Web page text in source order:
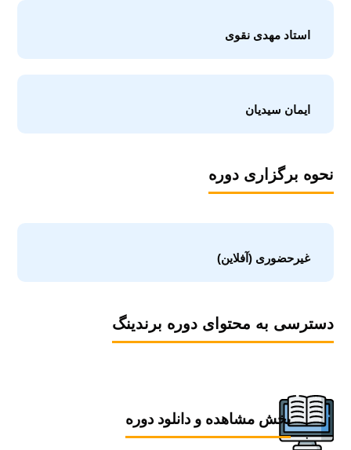
استاد مهدی نقوی
ایمان سیدیان
نحوه برگزاری دوره
غیرحضوری (آفلاین)
دسترسی به محتوای دوره برندینگ
بخش مشاهده و دانلود دوره